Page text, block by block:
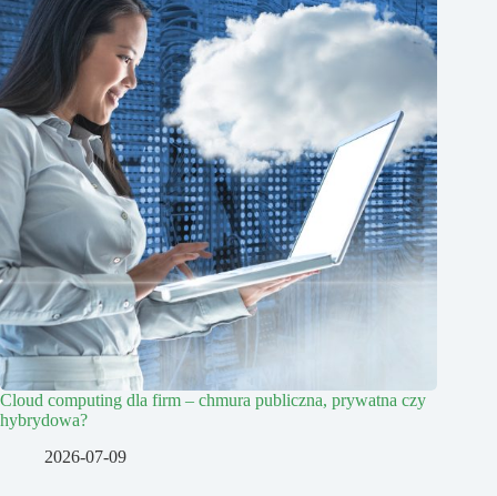
Cloud computing dla firm – chmura publiczna, prywatna czy
hybrydowa?
2026-07-09